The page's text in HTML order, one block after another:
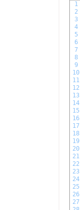
1
2
3
4
5
6
7
8
9
10
11
12
13
14
15
16
17
18
19
20
21
22
23
24
25
26
27